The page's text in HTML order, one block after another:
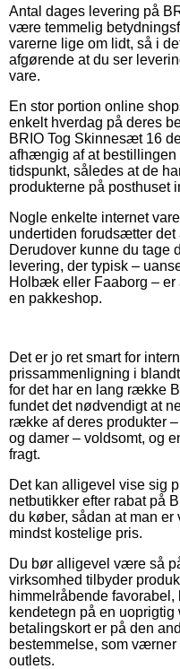
Antal dages levering på
være temmelig
varerne lige om lidt, så i
afgørende at du ser
vare.
En stor portion online
enkelt hverdag på deres
BRIO Tog Skinnesæt 16
afhængig af at bestillingen
tidspunkt, således at de
produkterne på posthuset
Nogle enkelte internet
undertiden forudsætter det
Derudover kunne du tage
levering, der typisk –
Holbæk eller Faaborg – er
en pakkeshop.
Det er jo ret smart for
prissammenligning i
for det har en lang række
fundet det nødvendigt at
række af deres produkter
og damer – voldsomt, og
fragt.
Det kan alligevel vise sig
netbutikker efter rabat på
du køber, sådan at man er
mindst kostelige pris.
Du bør alligevel være så
virksomhed tilbyder
himmelråbende
kendetegn på en
betalingskort er på den
bestemmelse, som
outlets.